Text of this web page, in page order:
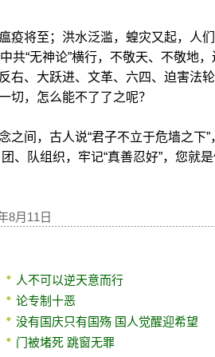
疫将至；洪水泛滥，蝗灾又起，人
共“无神论”横行，不敬天、不敬地
右、大跃进、文革、六四、迫害法
切，怎么能不了了之呢？
间，古人说“君子不立于危墙之下”
、队组织，牢记“真善忍好”，您就
8月11日
人不可以逆天意而行
论专制十恶
没有国庆只有国殇 国人觉醒迎希望
门被堵死 跳窗无罪